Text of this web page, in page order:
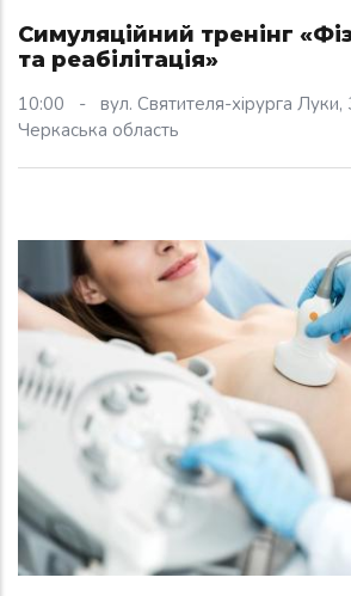
Симуляційний тренінг
та реабілітація»
10:00 - вул. Святителя-хірурга Луки,
Черкаська область